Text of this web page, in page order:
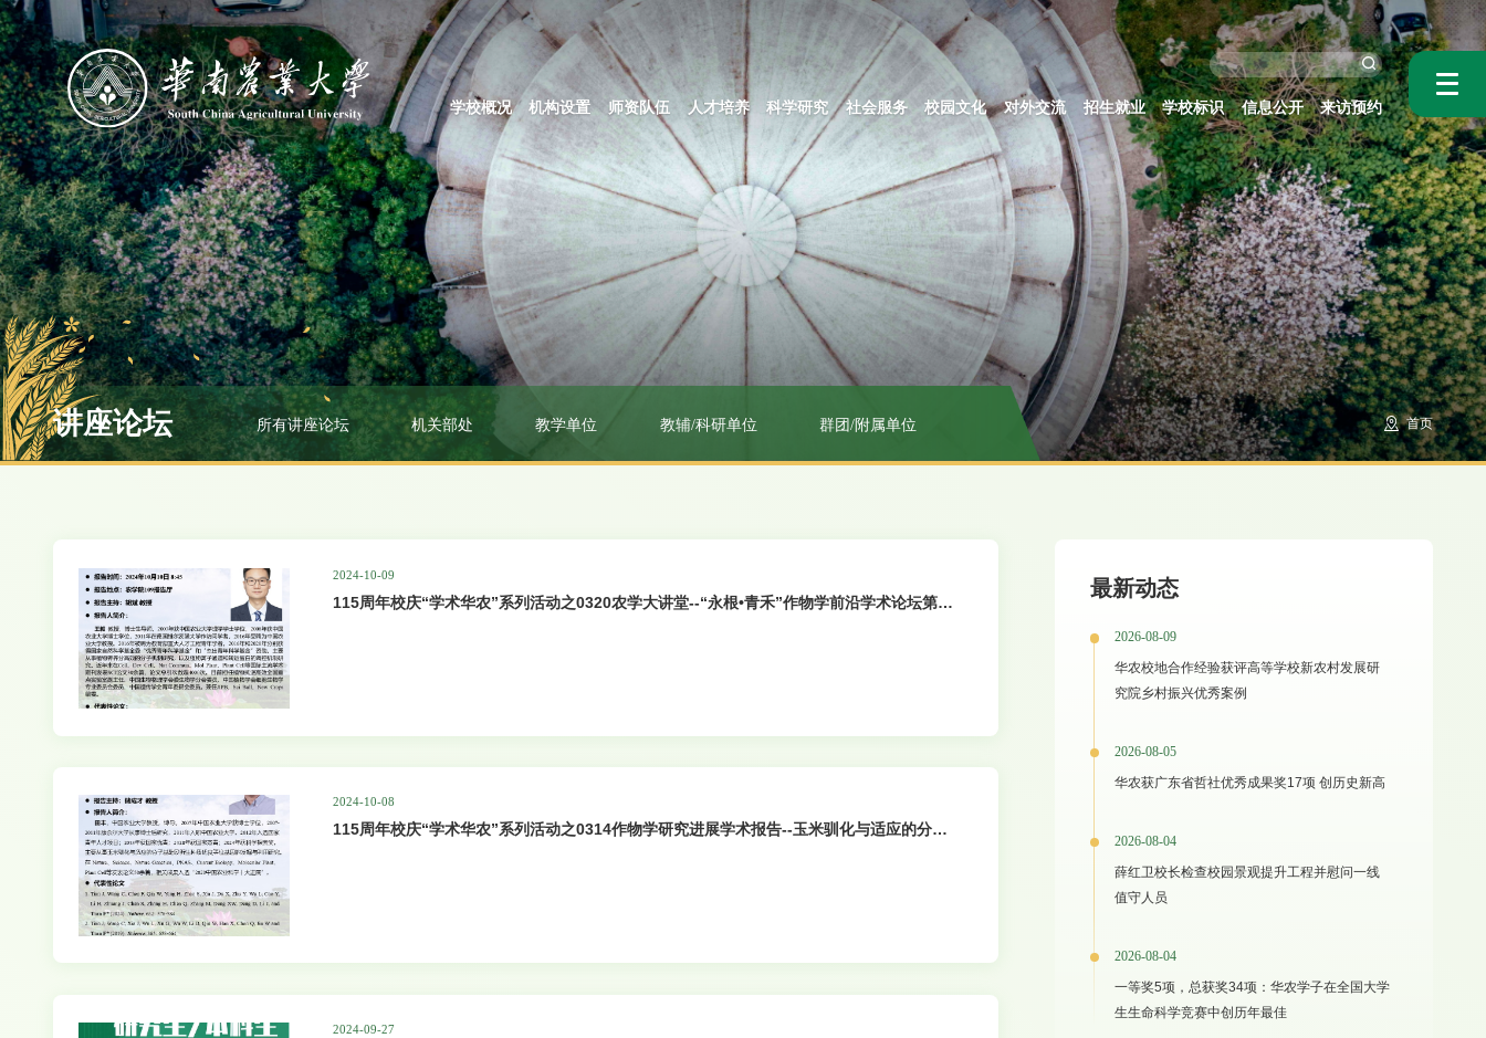
学校概况 机构设置 师资队伍 人才培养 科学研究 社会服务 校园文化 对外交流 招生就业 学校标识 信息公开 来访预约
讲座论坛 所有讲座论坛 机关部处 教学单位 教辅/科研单位 群团/附属单位 首页
2024-10-09
115周年校庆“学术华农”系列活动之0320农学大讲堂--“永根•青禾”作物学前沿学术论坛第
2024-10-08
115周年校庆“学术华农”系列活动之0314作物学研究进展学术报告--玉米驯化与适应的分子
2024-09-27
最新动态
2026-08-09
华农校地合作经验获评高等学校新农村发展研
究院乡村振兴优秀案例
2026-08-05
华农获广东省哲社优秀成果奖17项 创历史新高
2026-08-04
薛红卫校长检查校园景观提升工程并慰问一线
值守人员
2026-08-04
一等奖5项，总获奖34项：华农学子在全国大学
生生命科学竞赛中创历年最佳